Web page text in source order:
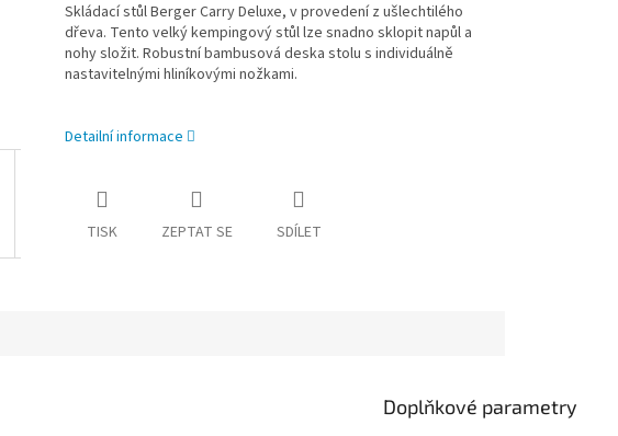
Skládací stůl Berger Carry Deluxe, v provedení z ušlechtilého
dřeva. Tento velký kempingový stůl lze snadno sklopit napůl a
nohy složit. Robustní bambusová deska stolu s individuálně
nastavitelnými hliníkovými nožkami.
Detailní informace
TISK ZEPTAT SE SDÍLET
Doplňkové parametry